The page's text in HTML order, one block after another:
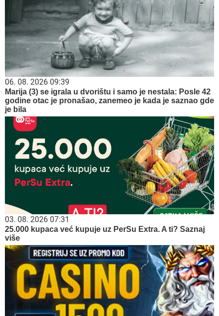
06. 08. 2026 09:39
Marija (3) se igrala u dvorištu i samo je nestala: Posle 42
godine otac je pronašao, zanemeo je kada je saznao gde
je bila
03. 08. 2026 07:31
25.000 kupaca već kupuje uz PerSu Extra. A ti? Saznaj
više